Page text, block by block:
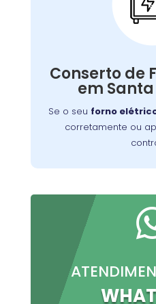
Conserto de
em
Se o seu forno
corretamente ou
o problema,
preparar suas